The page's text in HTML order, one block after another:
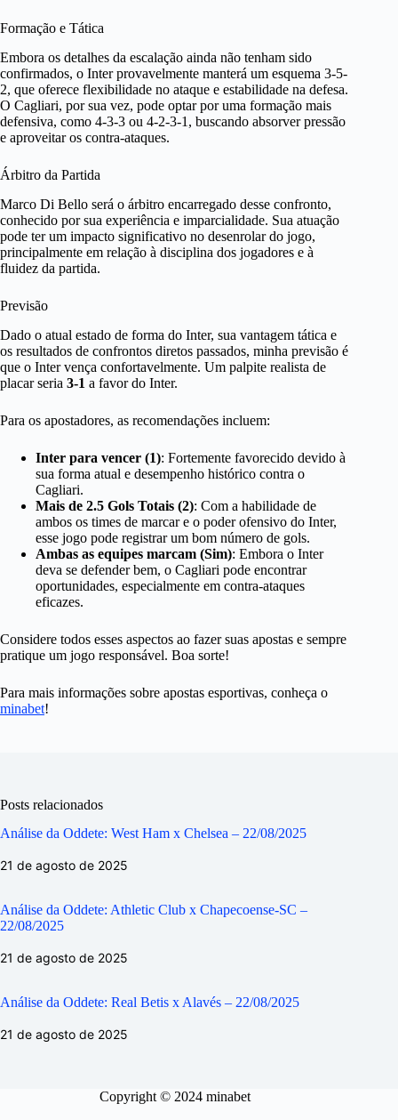
Formação e Tática
Embora os detalhes da escalação ainda não tenham sido
confirmados, o Inter provavelmente manterá um esquema 3-5-
2, que oferece flexibilidade no ataque e estabilidade na defesa.
O Cagliari, por sua vez, pode optar por uma formação mais
defensiva, como 4-3-3 ou 4-2-3-1, buscando absorver pressão
e aproveitar os contra-ataques.
Árbitro da Partida
Marco Di Bello será o árbitro encarregado desse confronto,
conhecido por sua experiência e imparcialidade. Sua atuação
pode ter um impacto significativo no desenrolar do jogo,
principalmente em relação à disciplina dos jogadores e à
fluidez da partida.
Previsão
Dado o atual estado de forma do Inter, sua vantagem tática e
os resultados de confrontos diretos passados, minha previsão é
que o Inter vença confortavelmente. Um palpite realista de
placar seria 3-1 a favor do Inter.
Para os apostadores, as recomendações incluem:
Inter para vencer (1): Fortemente favorecido devido à
sua forma atual e desempenho histórico contra o
Cagliari.
Mais de 2.5 Gols Totais (2): Com a habilidade de
ambos os times de marcar e o poder ofensivo do Inter,
esse jogo pode registrar um bom número de gols.
Ambas as equipes marcam (Sim): Embora o Inter
deva se defender bem, o Cagliari pode encontrar
oportunidades, especialmente em contra-ataques
eficazes.
Considere todos esses aspectos ao fazer suas apostas e sempre
pratique um jogo responsável. Boa sorte!
Para mais informações sobre apostas esportivas, conheça o
minabet!
Posts relacionados
Análise da Oddete: West Ham x Chelsea – 22/08/2025
21 de agosto de 2025
Análise da Oddete: Athletic Club x Chapecoense-SC –
22/08/2025
21 de agosto de 2025
Análise da Oddete: Real Betis x Alavés – 22/08/2025
21 de agosto de 2025
Copyright © 2024 minabet